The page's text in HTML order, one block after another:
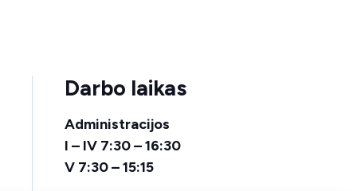
Darbo laikas
Administracijos
I – IV 7:30 – 16:30
V 7:30 – 15:15